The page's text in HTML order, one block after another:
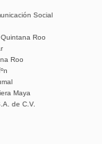
Social
Roo
Roo
Maya
de C.V.